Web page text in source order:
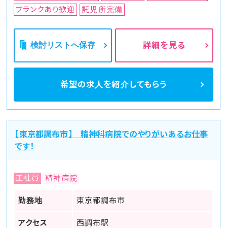
ブランクあり歓迎
託児所完備
検討リストへ保存 詳細を見る
希望の求人を紹介してもらう
【東京都調布市】 精神科病院でのやりがいあるお仕事
です！
正社員 精神病院
勤務地 東京都調布市
アクセス 西調布駅